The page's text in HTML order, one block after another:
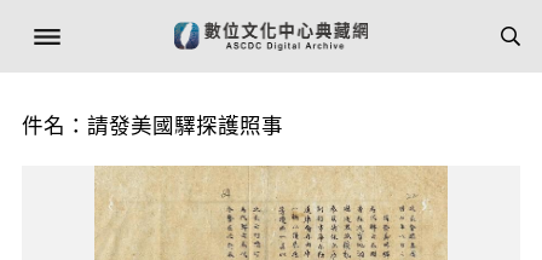
件名：請發美國驛探護照事